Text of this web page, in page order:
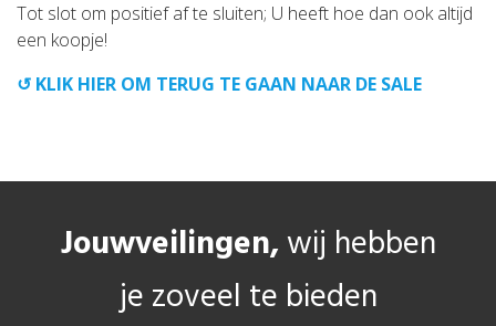
Tot slot om positief af te sluiten; U heeft hoe dan ook altijd
een koopje!
↺ KLIK HIER OM TERUG TE GAAN NAAR DE SALE
Jouwveilingen,wij hebben
je zoveel te bieden